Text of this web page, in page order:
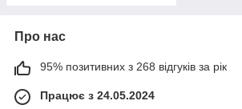
Про нас
95% позитивних з 268 відгуків за рік
Працює з 24.05.2024